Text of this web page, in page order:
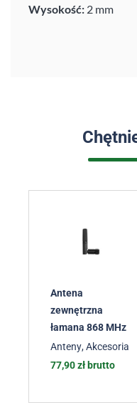
Wysokość: 2 mm
Antena
zewnętrzna
łamana 868 MHz
Anteny,Akcesoria
77,90zł brutto